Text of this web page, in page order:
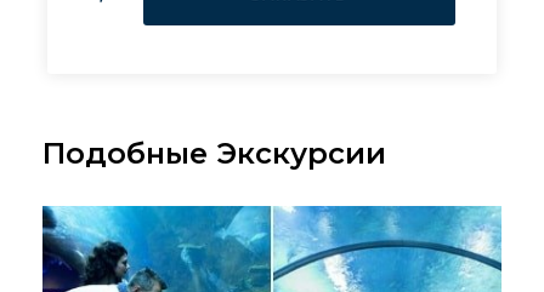
Подобные Экскурсии